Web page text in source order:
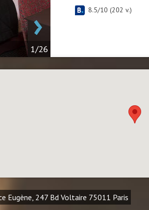
›
1/26
8.5/10 (202 v.)
Eugène, 247 Bd Voltaire 75011 Paris